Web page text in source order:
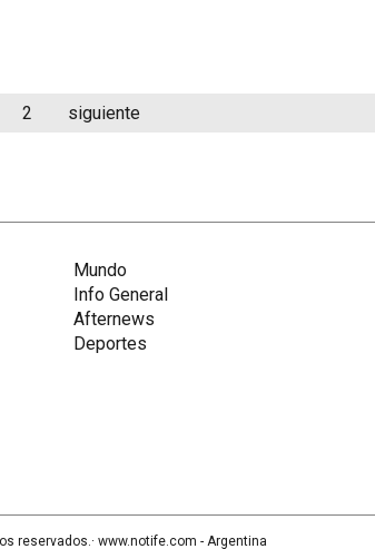
2 siguiente
Mundo
Info General
Afternews
Deportes
reservados.· www.notife.com - Argentina